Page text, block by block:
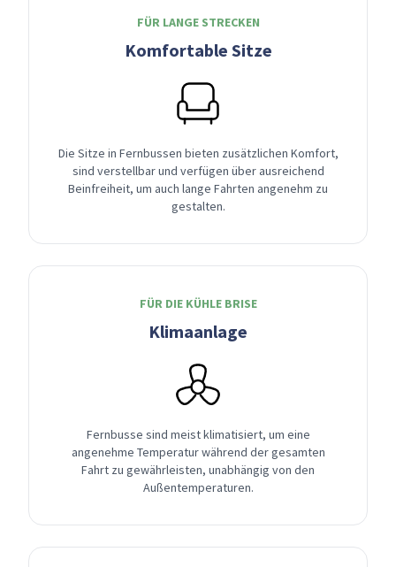
FÜR LANGE STRECKEN
Komfortable Sitze
Die Sitze in Fernbussen bieten zusätzlichen Komfort,
sind verstellbar und verfügen über ausreichend
Beinfreiheit, um auch lange Fahrten angenehm zu
gestalten.
FÜR DIE KÜHLE BRISE
Klimaanlage
Fernbusse sind meist klimatisiert, um eine
angenehme Temperatur während der gesamten
Fahrt zu gewährleisten, unabhängig von den
Außentemperaturen.